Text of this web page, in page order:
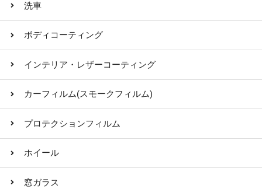
洗車
ボディコーティング
インテリア・レザーコーティング
カーフィルム(スモークフィルム)
プロテクションフィルム
ホイール
窓ガラス